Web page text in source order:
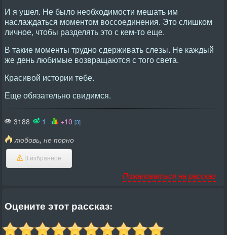
И я ушел. Не было необходимости мешать им
наслаждаться моментом воссоединения. Это слишком
личное, чтобы разделять это с кем-то еще.
В такие моменты трудно сдерживать слезы. Не каждый
же день любимые возвращаются с того света.
Красивой истории тебе.
Еще обязательно свидимся.
3188 1 +10 [3]
любовь, не порно
В избранное
Пожаловаться на рассказ
Оцените этот рассказ: